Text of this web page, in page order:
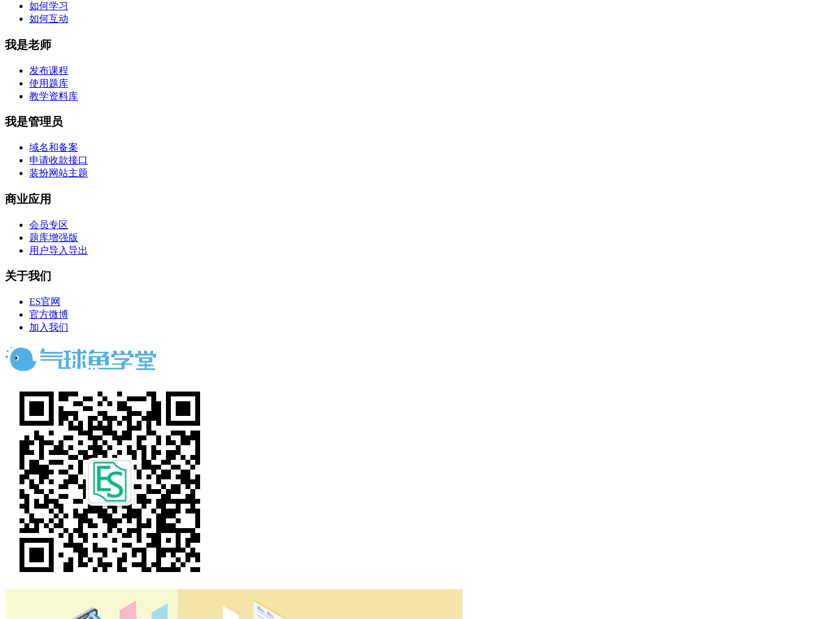
如何学习
如何互动
我是老师
发布课程
使用题库
教学资料库
我是管理员
域名和备案
申请收款接口
装扮网站主题
商业应用
会员专区
题库增强版
用户导入导出
关于我们
ES官网
官方微博
加入我们